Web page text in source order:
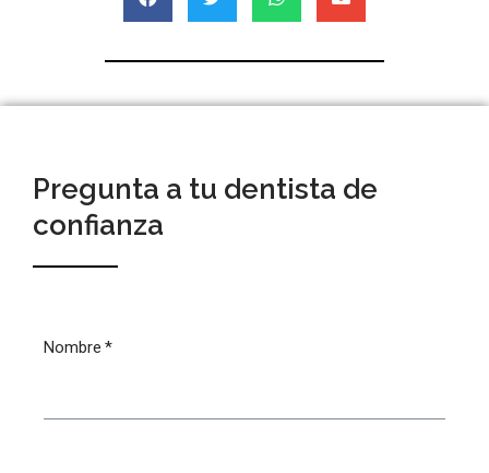
Pregunta a tu dentista de
confianza
Nombre